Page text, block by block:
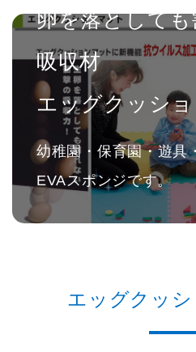
卵を落として
吸収材
エッグクッショ
幼稚園・保育園・遊具
EVAスポンジです。
エッグクッシ